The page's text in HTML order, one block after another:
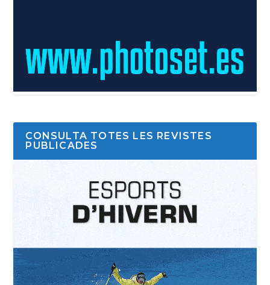
CONSULTA TOTES LES REVISTES
PUBLICADES